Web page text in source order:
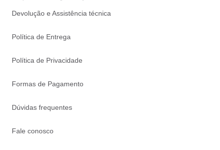
Devolução e Assistência técnica
Política de Entrega
Política de Privacidade
Formas de Pagamento
Dúvidas frequentes
Fale conosco